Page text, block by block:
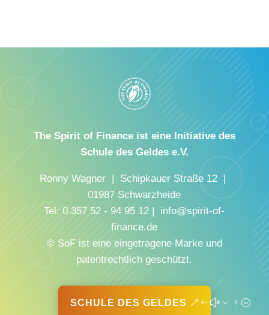
The Spirit of Finance ist eine Initiative des
Schule des Geldes e.V.
Ronny Wagner | Schipkauer Straße 12 |
01987 Schwarzheide
Tel: 0 357 52 - 94 95 12 | info@spirit-of-
finance.de
© SoF ist eine eingetragene Marke und
patentrechtlich geschützt.
SCHULE DES GELDES